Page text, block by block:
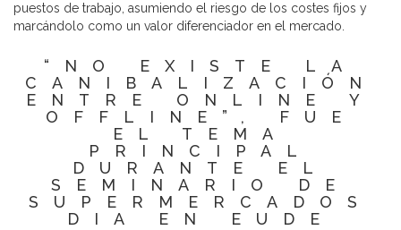
puestos de trabajo, asumiendo el riesgo de los costes fijos y
marcándolo como un valor diferenciador en el mercado.
“NO EXISTE LA
CANIBALIZACIÓN
ENTRE ONLINE Y
OFFLINE”, FUE
EL TEMA
PRINCIPAL
DURANTE EL
SEMINARIO DE
SUPERMERCADOS
DIA EN EUDE